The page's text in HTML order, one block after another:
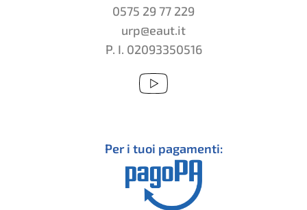
0575 29 77 229
urp@eaut.it
P. I. 02093350516
Per i tuoi pagamenti: